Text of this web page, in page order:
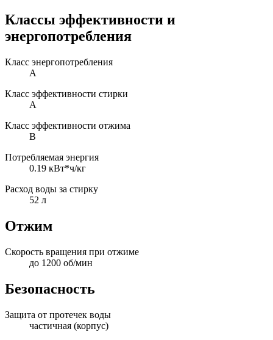
Классы эффективности и
энергопотребления
Класс энергопотребления
A
Класс эффективности стирки
A
Класс эффективности отжима
B
Потребляемая энергия
0.19 кВт*ч/кг
Расход воды за стирку
52 л
Отжим
Скорость вращения при отжиме
до 1200 об/мин
Безопасность
Защита от протечек воды
частичная (корпус)